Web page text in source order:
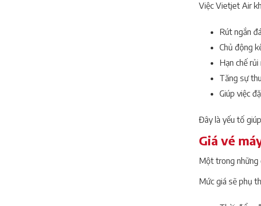
Việc Vietjet Air
Rút ngắn
Chủ động
Hạn chế
Tăng sự
Giúp việc
Đây là yếu tố
Giá vé
Một trong những
Mức giá sẽ phụ